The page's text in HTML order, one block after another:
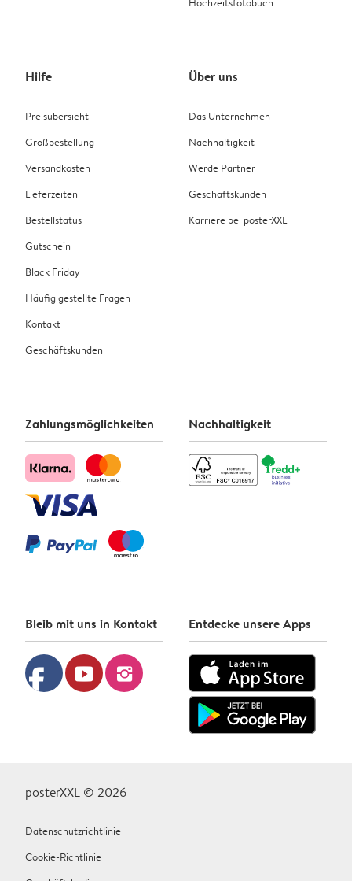
Hilfe
Preisübersicht
Großbestellung
Versandkosten
Lieferzeiten
Bestellstatus
Gutschein
Black Friday
Häufig gestellte Fragen
Kontakt
Geschäftskunden
Über uns
Das Unternehmen
Nachhaltigkeit
Werde Partner
Geschäftskunden
Karriere bei posterXXL
Zahlungsmöglichkeiten Nachhaltigkeit
Bleib mit uns in Kontakt
facebook youtube instagram
Entdecke unsere Apps
posterXXL © 2026
Datenschutzrichtlinie
Cookie-Richtlinie